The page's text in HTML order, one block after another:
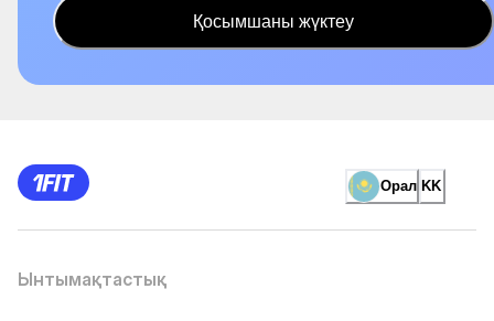
Қосымшаны жүктеу
Орал KK
Ынтымақтастық